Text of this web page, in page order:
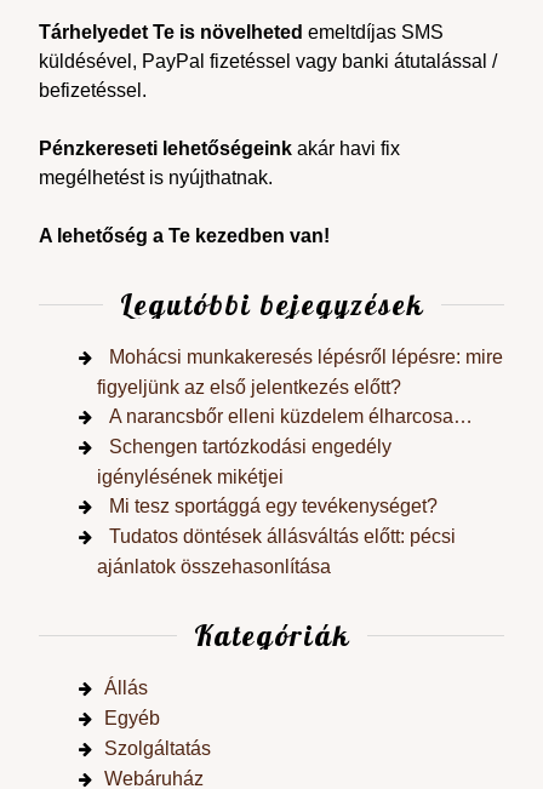
Tárhelyedet Te is növelheted emeltdíjas SMS
küldésével, PayPal fizetéssel vagy banki átutalással /
befizetéssel.
Pénzkereseti lehetőségeink akár havi fix
megélhetést is nyújthatnak.
A lehetőség a Te kezedben van!
Legutóbbi bejegyzések
Mohácsi munkakeresés lépésről lépésre: mire
figyeljünk az első jelentkezés előtt?
A narancsbőr elleni küzdelem élharcosa…
Schengen tartózkodási engedély
igénylésének mikétjei
Mi tesz sportággá egy tevékenységet?
Tudatos döntések állásváltás előtt: pécsi
ajánlatok összehasonlítása
Kategóriák
Állás
Egyéb
Szolgáltatás
Webáruház